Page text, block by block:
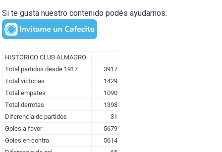
Si te gusta nuestro contenido podés ayudarnos: